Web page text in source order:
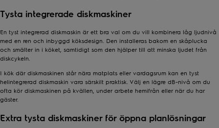
Tysta integrerade diskmaskiner
En tyst integrerad diskmaskin är ett bra val om du vill kombinera låg ljudnivå
med en ren och inbyggd köksdesign. Den installeras bakom en skåplucka
och smälter in i köket, samtidigt som den hjälper till att minska ljudet från
diskcykeln.
I kök där diskmaskinen står nära matplats eller vardagsrum kan en tyst
helintegrerad diskmaskin vara särskilt praktisk. Välj en lägre dB-nivå om du
ofta kör diskmaskinen på kvällen, under arbete hemifrån eller när du har
gäster.
Extra tysta diskmaskiner för öppna planlösningar